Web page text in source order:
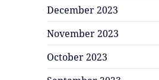
December 2023
November 2023
October 2023